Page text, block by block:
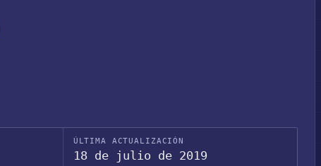
ÚLTIMA ACTUALIZACIÓN
18 de julio de 2019